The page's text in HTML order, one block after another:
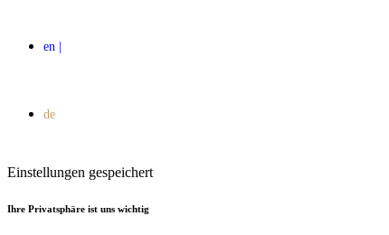
Einstellungen gespeichert
Ihre Privatsphäre ist uns wichtig